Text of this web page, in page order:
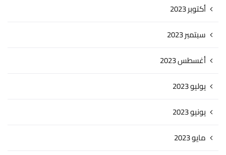
أكتوبر 2023
سبتمبر 2023
أغسطس 2023
يوليو 2023
يونيو 2023
مايو 2023